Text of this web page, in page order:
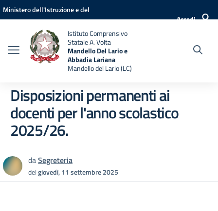
Vai ai contenuti
Vai al menu di navigazione
Vai al footer
Ministero dell'Istruzione e del
Accedi
Istituto Comprensivo
Statale A. Volta
Mandello Del Lario e
Abbadia Lariana
Mandello del Lario (LC)
Disposizioni permanenti ai
docenti per l'anno scolastico
2025/26.
daSegreteria
delgiovedì, 11 settembre 2025